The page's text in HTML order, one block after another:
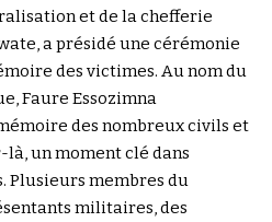
et de la chefferie
a présidé une cérémonie
des victimes. Au nom du
Faure Essozimna
des nombreux civils et
un moment clé dans
Plusieurs membres du
militaires, des